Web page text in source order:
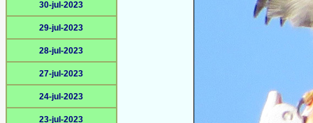
30-jul-2023
29-jul-2023
28-jul-2023
27-jul-2023
24-jul-2023
23-jul-2023